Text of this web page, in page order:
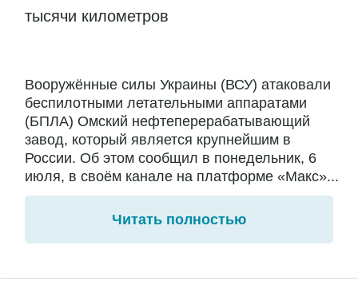
тысячи километров
Вооружённые силы Украины (ВСУ) атаковали
беспилотными летательными аппаратами
(БПЛА) Омский нефтеперерабатывающий
завод, который является крупнейшим в
России. Об этом сообщил в понедельник, 6
июля, в своём канале на платформе «Макс»...
Читать полностью